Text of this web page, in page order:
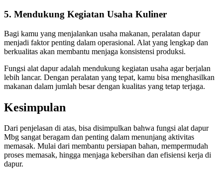
5. Mendukung Kegiatan Usaha Kuliner
Bagi kamu yang menjalankan usaha makanan, peralatan dapur
menjadi faktor penting dalam operasional. Alat yang lengkap dan
berkualitas akan membantu menjaga konsistensi produksi.
Fungsi alat dapur adalah mendukung kegiatan usaha agar berjalan
lebih lancar. Dengan peralatan yang tepat, kamu bisa menghasilkan
makanan dalam jumlah besar dengan kualitas yang tetap terjaga.
Kesimpulan
Dari penjelasan di atas, bisa disimpulkan bahwa fungsi alat dapur
Mbg sangat beragam dan penting dalam menunjang aktivitas
memasak. Mulai dari membantu persiapan bahan, mempermudah
proses memasak, hingga menjaga kebersihan dan efisiensi kerja di
dapur.